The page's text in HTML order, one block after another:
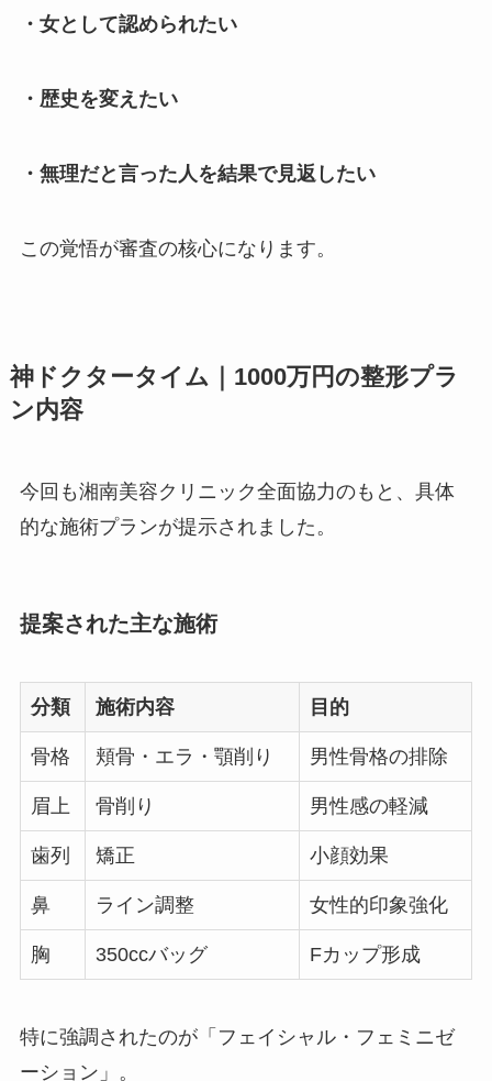
・女として認められたい
・歴史を変えたい
・無理だと言った人を結果で見返したい
この覚悟が審査の核心になります。
神ドクタータイム｜1000万円の整形プラ
ン内容
今回も湘南美容クリニック全面協力のもと、具体
的な施術プランが提示されました。
提案された主な施術
分類 施術内容 目的
骨格 頬骨・エラ・顎削り 男性骨格の排除
眉上 骨削り 男性感の軽減
歯列 矯正 小顔効果
鼻 ライン調整 女性的印象強化
胸 350ccバッグ Fカップ形成
特に強調されたのが「フェイシャル・フェミニゼ
ーション」。